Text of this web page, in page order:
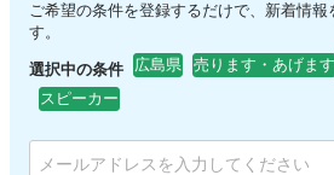
ご希望の条件を登録するだけで、新着情報
す。
選択中の条件 広島県 売ります・あげます
スピーカー